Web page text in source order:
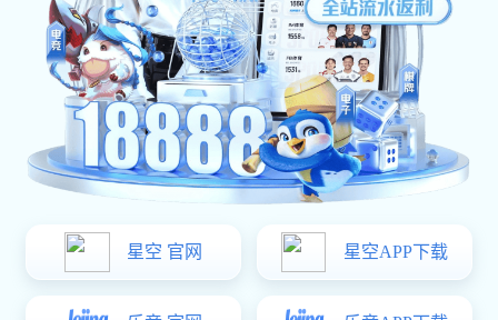
公司简介 企业荣誉 发展历程 历届展会
超凡国际官网-追求健康,你我一起成长-pgcf
帝朗卫浴(广州)有限公司是香港敏宝集团在大陆成立的全资子公司，
道开发以及销售等工作，是帝朗品牌在中国大陆的全权运作机构。